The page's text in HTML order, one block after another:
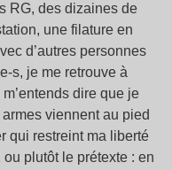
RG, des dizaines de
une filature en
d’autres personnes
s, je me retrouve à
dire que je
viennent au pied
qui restreint ma liberté
plutôt le prétexte : en